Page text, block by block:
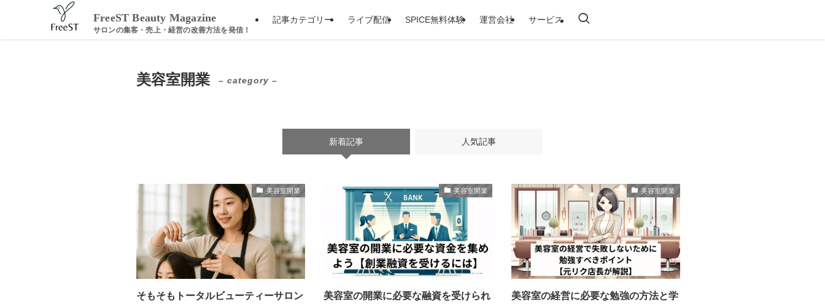
FreeST Beauty Magazine 記事カテゴリー ライブ配信 SPICE無料体験 運営会社 サービス
ホーム
美容室開業 – category –
新着記事 人気記事
美容室開業
そもそもトータルビューティーサロン
美容室開業
美容室の開業に必要な融資を受けられ
美容室開業
美容室の経営に必要な勉強​​の方法と学